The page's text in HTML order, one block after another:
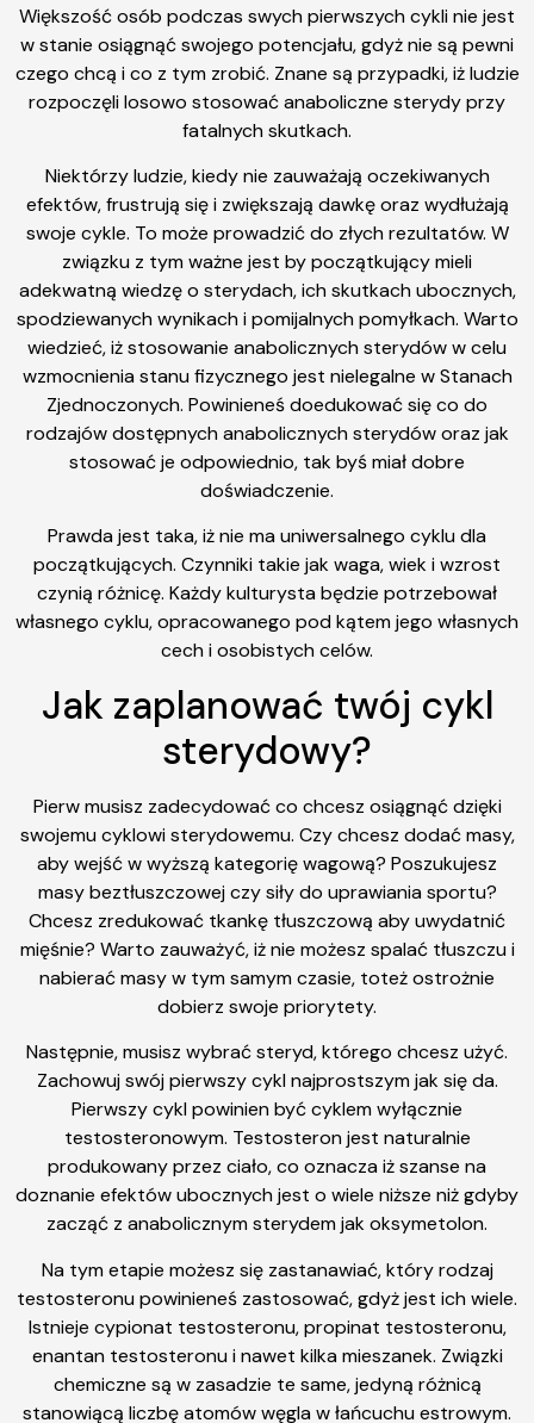
Większość osób podczas swych pierwszych cykli nie jest
w stanie osiągnąć swojego potencjału, gdyż nie są pewni
czego chcą i co z tym zrobić. Znane są przypadki, iż ludzie
rozpoczęli losowo stosować anaboliczne sterydy przy
fatalnych skutkach.
Niektórzy ludzie, kiedy nie zauważają oczekiwanych
efektów, frustrują się i zwiększają dawkę oraz wydłużają
swoje cykle. To może prowadzić do złych rezultatów. W
związku z tym ważne jest by początkujący mieli
adekwatną wiedzę o sterydach, ich skutkach ubocznych,
spodziewanych wynikach i pomijalnych pomyłkach. Warto
wiedzieć, iż stosowanie anabolicznych sterydów w celu
wzmocnienia stanu fizycznego jest nielegalne w Stanach
Zjednoczonych. Powinieneś doedukować się co do
rodzajów dostępnych anabolicznych sterydów oraz jak
stosować je odpowiednio, tak byś miał dobre
doświadczenie.
Prawda jest taka, iż nie ma uniwersalnego cyklu dla
początkujących. Czynniki takie jak waga, wiek i wzrost
czynią różnicę. Każdy kulturysta będzie potrzebował
własnego cyklu, opracowanego pod kątem jego własnych
cech i osobistych celów.
Jak zaplanować twój cykl
sterydowy?
Pierw musisz zadecydować co chcesz osiągnąć dzięki
swojemu cyklowi sterydowemu. Czy chcesz dodać masy,
aby wejść w wyższą kategorię wagową? Poszukujesz
masy beztłuszczowej czy siły do uprawiania sportu?
Chcesz zredukować tkankę tłuszczową aby uwydatnić
mięśnie? Warto zauważyć, iż nie możesz spalać tłuszczu i
nabierać masy w tym samym czasie, toteż ostrożnie
dobierz swoje priorytety.
Następnie, musisz wybrać steryd, którego chcesz użyć.
Zachowuj swój pierwszy cykl najprostszym jak się da.
Pierwszy cykl powinien być cyklem wyłącznie
testosteronowym. Testosteron jest naturalnie
produkowany przez ciało, co oznacza iż szanse na
doznanie efektów ubocznych jest o wiele niższe niż gdyby
zacząć z anabolicznym sterydem jak oksymetolon.
Na tym etapie możesz się zastanawiać, który rodzaj
testosteronu powinieneś zastosować, gdyż jest ich wiele.
Istnieje cypionat testosteronu, propinat testosteronu,
enantan testosteronu i nawet kilka mieszanek. Związki
chemiczne są w zasadzie te same, jedyną różnicą
stanowiącą liczbę atomów węgla w łańcuchu estrowym.